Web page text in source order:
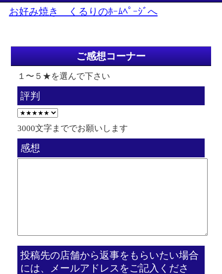
お好み焼き くるりのﾎｰﾑﾍﾟｰｼﾞへ
ご感想コーナー
１〜５★を選んで下さい
評判
3000文字まででお願いします
感想
投稿先の店舗から返事をもらいたい場合
には、メールアドレスをご記入くださ